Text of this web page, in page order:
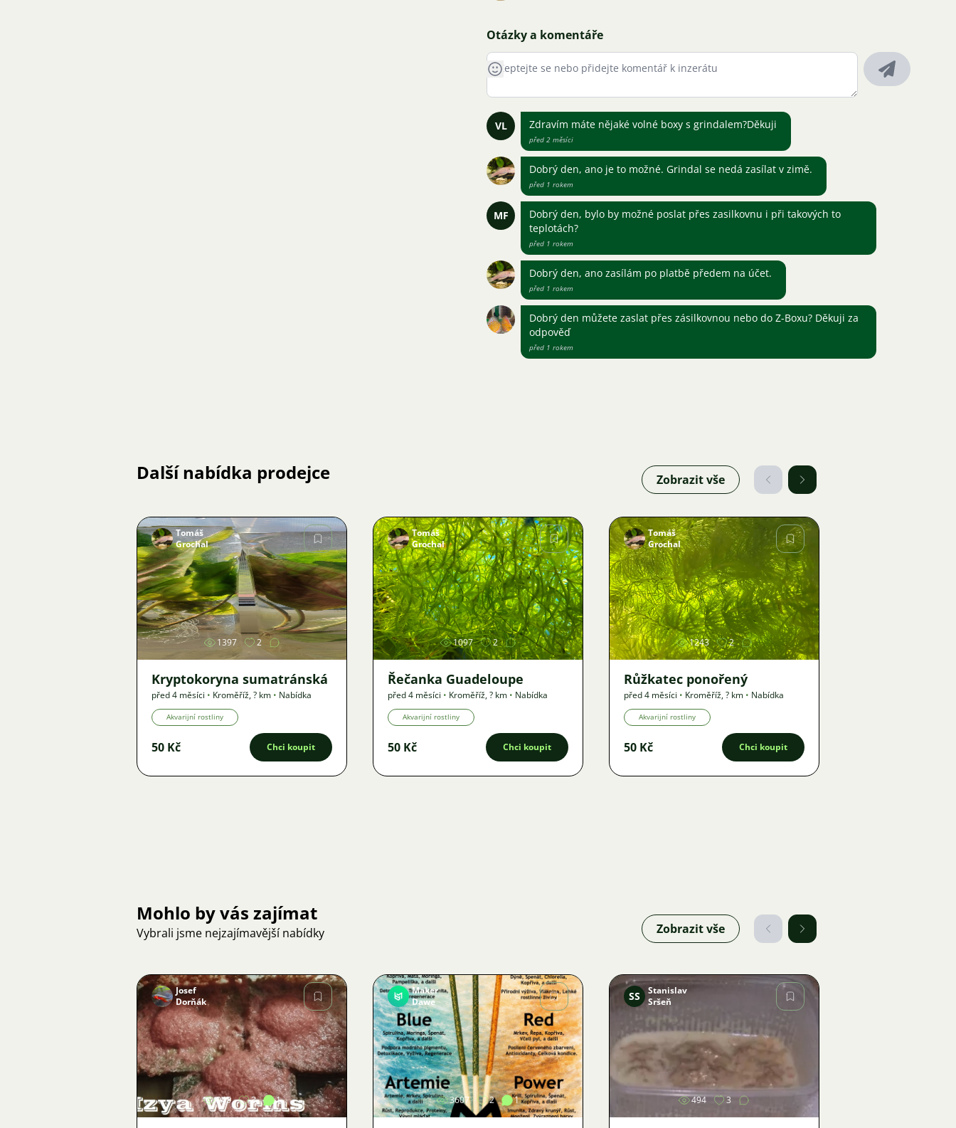
Otázky a komentáře
VL Zdravím máte nějaké volné boxy s grindalem?Děkuji
před 2 měsíci
Dobrý den, ano je to možné. Grindal se nedá zasílat v zimě.
před 1 rokem
MF
Dobrý den, bylo by možné poslat přes zasilkovnu i při takových to
teplotách?
před 1 rokem
Dobrý den, ano zasílám po platbě předem na účet.
před 1 rokem
Dobrý den můžete zaslat přes zásilkovnou nebo do Z-Boxu? Děkuji za
odpověď
před 1 rokem
Další nabídka prodejce Zobrazit vše
Obrázek
Tomáš
Grochal
1397 2
Kryptokoryna sumatránská
před 4 měsíci • Kroměříž,? km • Nabídka
Akvarijní rostliny
50 Kč Chci koupit
Obrázek
Tomáš
Grochal
1097 2
Řečanka Guadeloupe
před 4 měsíci • Kroměříž,? km • Nabídka
Akvarijní rostliny
50 Kč Chci koupit
Obrázek
Tomáš
Grochal
1243 2
Růžkatec ponořený
před 4 měsíci • Kroměříž,? km • Nabídka
Akvarijní rostliny
50 Kč Chci koupit
Mohlo by vás zajímat
Vybrali jsme nejzajímavější nabídky Zobrazit vše
Obrázek
Josef
Dorňák
945 3 1
Obrázek
Maker
Dawe
3607 2 1
Obrázek
SS
Stanislav
Sršeň
494 3